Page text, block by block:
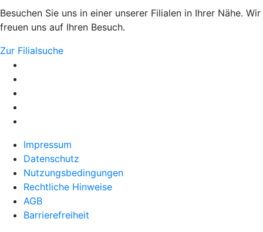
Besuchen Sie uns in einer unserer Filialen in Ihrer Nähe. Wir
freuen uns auf Ihren Besuch.
Zur Filialsuche
Impressum
Datenschutz
Nutzungsbedingungen
Rechtliche Hinweise
AGB
Barrierefreiheit